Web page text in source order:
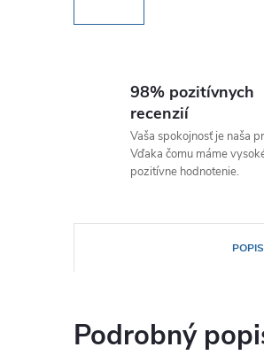
98% pozitívnych
recenzií
Vaša spokojnosť je naša
Vďaka čomu máme
pozitívne hodnotenie.
POPIS
Podrobný